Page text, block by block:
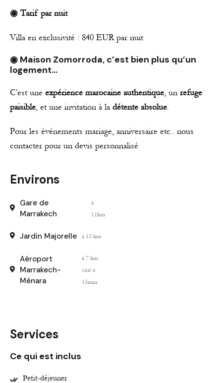
◉ Tarif par nuit
Villa en exclusivité : 840 EUR par nuit
◉ Maison Zomorroda, c’est bien plus qu’un
logement…
C’est une expérience marocaine authentique, un refuge
paisible, et une invitation à ladétente absolue.
Pour les événements mariage, anniversaire etc.. nous
contacter pour un devis personnalisé
Environs
Gare de
Marrakech
à
11km
Jardin Majorelle à 13 km
Aéroport
Marrakech-
Ménara
à 7 km
soit à
15min
Services
Ce qui est inclus
Petit-déjeuner